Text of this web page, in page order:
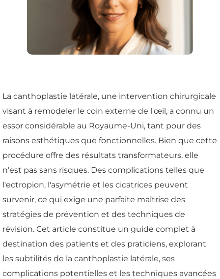
La canthoplastie latérale, une intervention chirurgicale
visant à remodeler le coin externe de l'œil, a connu un
essor considérable au Royaume-Uni, tant pour des
raisons esthétiques que fonctionnelles. Bien que cette
procédure offre des résultats transformateurs, elle
n'est pas sans risques. Des complications telles que
l'ectropion, l'asymétrie et les cicatrices peuvent
survenir, ce qui exige une parfaite maîtrise des
stratégies de prévention et des techniques de
révision. Cet article constitue un guide complet à
destination des patients et des praticiens, explorant
les subtilités de la canthoplastie latérale, ses
complications potentielles et les techniques avancées